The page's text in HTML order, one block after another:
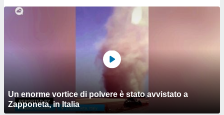
Un enorme vortice di polvere è stato avvistato a
Zapponeta, in Italia